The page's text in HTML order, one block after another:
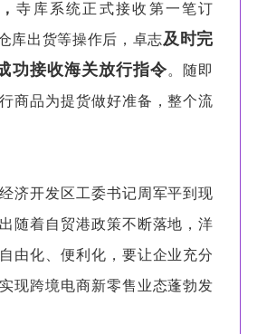
寺库系统正式接收第一笔订
库出货等操作后，卓志及时完
功接收海关放行指令。随即
商品为提货做好准备，整个流
济开发区工委书记周军平到现
随着自贸港政策不断落地，洋
由化、便利化，要让企业充分
现跨境电商新零售业态蓬勃发